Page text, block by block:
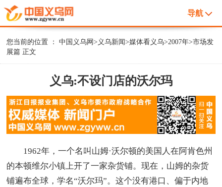
导航
您当前的位置 ：中国义乌网> 义乌新闻>媒体看义乌>2007年>市场发
展篇 正文
义乌:不设门店的沃尔玛
1962年，一个名叫山姆·沃尔顿的美国人在阿肯色州
的本顿维尔小镇上开了一家杂货铺。现在，山姆的杂货
铺遍布全球，学名“沃尔玛”。这个没有港口、偏于内地